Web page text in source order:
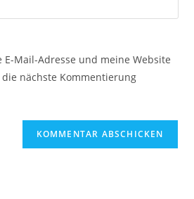
Mail-Adresse und meine Website
nächste Kommentierung